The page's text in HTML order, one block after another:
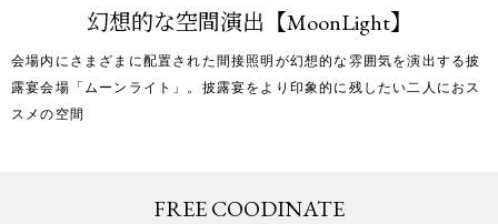
幻想的な空間演出【MoonLight】
会場内にさまざまに配置された間接照明が幻想的な雰囲気を演出する披
露宴会場「ムーンライト」。披露宴をより印象的に残したい二人におス
スメの空間
FREE COODINATE